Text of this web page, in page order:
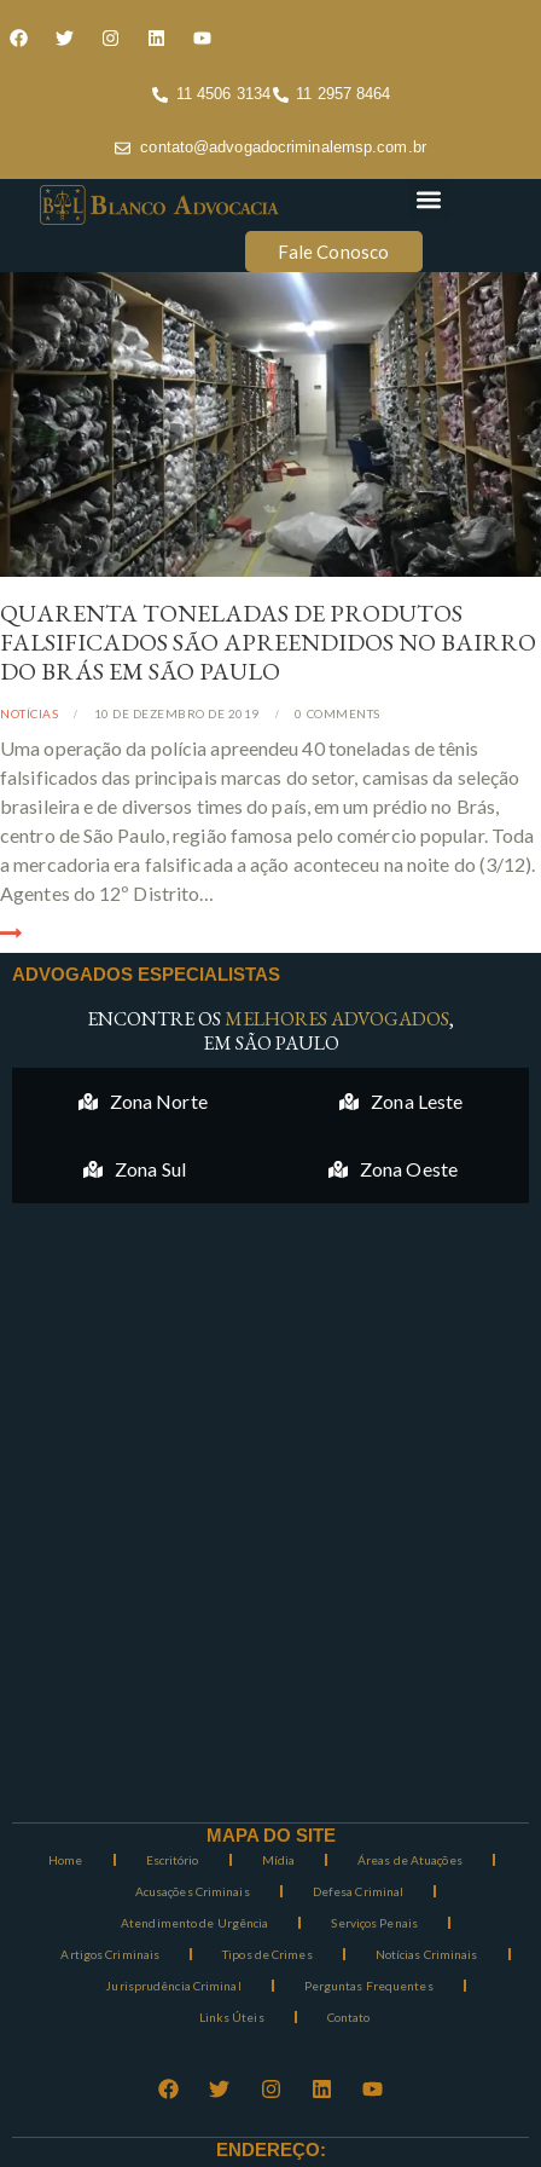
11 4506 3134 11 2957 8464
contato@advogadocriminalemsp.com.br
Fale Conosco
QUARENTA TONELADAS DE PRODUTOS
FALSIFICADOS SÃO APREENDIDOS NO BAIRRO
DO BRÁS EM SÃO PAULO
NOTÍCIAS 10 DE DEZEMBRO DE 2019 0 COMMENTS
Uma operação da polícia apreendeu 40 toneladas de tênis
falsificados das principais marcas do setor, camisas da seleção
brasileira e de diversos times do país, em um prédio no Brás,
centro de São Paulo, região famosa pelo comércio popular. Toda
a mercadoria era falsificada a ação aconteceu na noite do (3/12).
Agentes do 12º Distrito…
ADVOGADOS ESPECIALISTAS
ENCONTRE OSMELHORES ADVOGADOS,
EM SÃO PAULO
Zona Norte Zona Leste
Zona Sul Zona Oeste
MAPA DO SITE
Home Escritório Mídia Áreas de Atuações
Acusações Criminais Defesa Criminal
Atendimento de Urgência Serviços Penais
Artigos Criminais Tipos de Crimes Notícias Criminais
Jurisprudência Criminal Perguntas Frequentes
Links Úteis Contato
ENDEREÇO: